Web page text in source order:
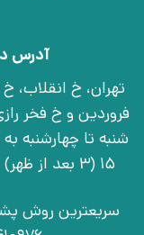
آدرس
15 (3 بعد از ظهر) - قبل از تشریف آوردن تماس بگیرید
سریعترین روش